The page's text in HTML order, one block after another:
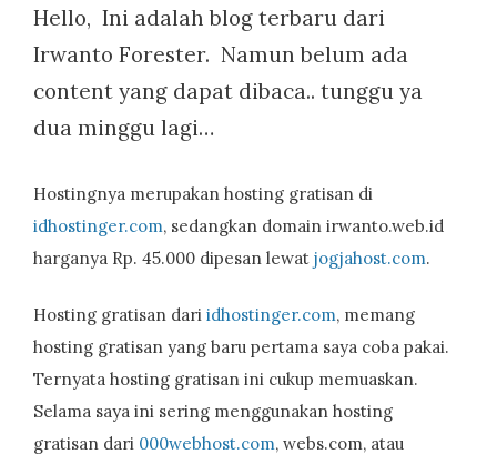
Hello, Ini adalah blog terbaru dari
Irwanto Forester. Namun belum ada
content yang dapat dibaca.. tunggu ya
dua minggu lagi…
Hostingnya merupakan hosting gratisan di
idhostinger.com, sedangkan domain irwanto.web.id
harganya Rp. 45.000 dipesan lewat jogjahost.com.
Hosting gratisan dari idhostinger.com, memang
hosting gratisan yang baru pertama saya coba pakai.
Ternyata hosting gratisan ini cukup memuaskan.
Selama saya ini sering menggunakan hosting
gratisan dari 000webhost.com, webs.com, atau